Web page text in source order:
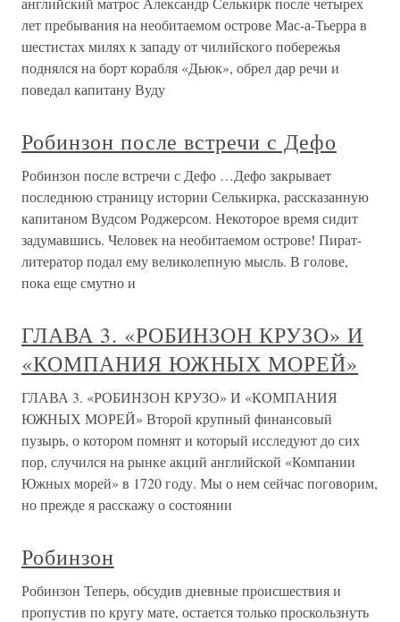
лет пребывания на необитаемом острове Мас-а-Тьерра в
шестистах милях к западу от чилийского побережья
поднялся на борт корабля «Дьюк», обрел дар речи и
поведал капитану Вуду
Робинзон после встречи с Дефо
Робинзон после встречи с Дефо …Дефо закрывает
последнюю страницу истории Селькирка, рассказанную
капитаном Вудсом Роджерсом. Некоторое время сидит
задумавшись. Человек на необитаемом острове! Пират-
литератор подал ему великолепную мысль. В голове,
пока еще смутно и
ГЛАВА 3. «РОБИНЗОН КРУЗО» И
«КОМПАНИЯ ЮЖНЫХ МОРЕЙ»
ГЛАВА 3. «РОБИНЗОН КРУЗО» И «КОМПАНИЯ
ЮЖНЫХ МОРЕЙ» Второй крупный финансовый
пузырь, о котором помнят и который исследуют до сих
пор, случился на рынке акций английской «Компании
Южных морей» в 1720 году. Мы о нем сейчас поговорим,
но прежде я расскажу о состоянии
Робинзон
Робинзон Теперь, обсудив дневные происшествия и
пропустив по кругу мате, остается только проскользнуть